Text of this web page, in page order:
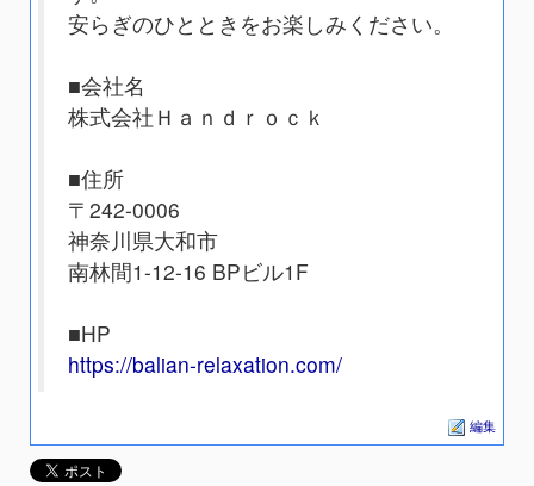
安らぎのひとときをお楽しみください。
■会社名
株式会社Ｈａｎｄｒｏｃｋ
■住所
〒242-0006
神奈川県大和市
南林間1-12-16 BPビル1F
■HP
https://balian-relaxation.com/
編集